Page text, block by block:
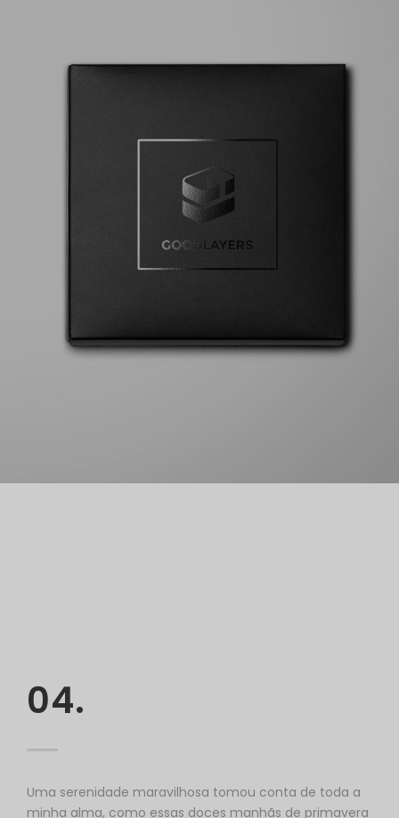
04.
Uma serenidade maravilhosa tomou conta de toda a
minha alma, como essas doces manhãs de primavera